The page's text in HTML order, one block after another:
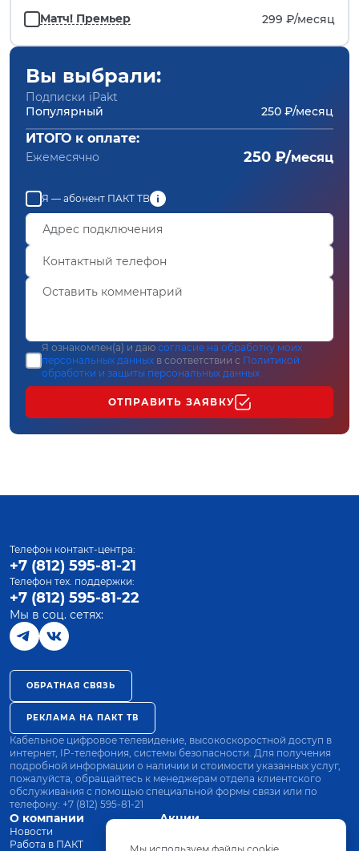
Матч! Премьер 299 ₽/месяц
Вы выбрали:
Подписки iPakt
Популярный
250 ₽/месяц
ИТОГО к оплате:
Ежемесячно 250 ₽/месяц
Я — абонент ПАКТ ТВ
Я ознакомлен(а) и даю согласие на обработку моих
персональных данных в соответствии с Политикой
обработки и защиты персональных данных
ОТПРАВИТЬ ЗАЯВКУ
О компании
Новости
Работа в ПАКТ
Акции
Оплата
Телефон контакт-центра:
+7 (812) 595-81-21
Телефон тех. поддержки:
+7 (812) 595-81-22
Мы в соц. сетях:
ОБРАТНАЯ СВЯЗЬ
РЕКЛАМА НА ПАКТ ТВ
Кабельное цифровое телевидение, высокоскоростной доступ в
интернет, IP-телефония, системы безопасности. Для получения
подробной информации о наличии и стоимости указанных услуг,
пожалуйста, обращайтесь к менеджерам отдела клиентского
обслуживания с помощью специальной формы связи или по
телефону: +7 (812) 595-81-21